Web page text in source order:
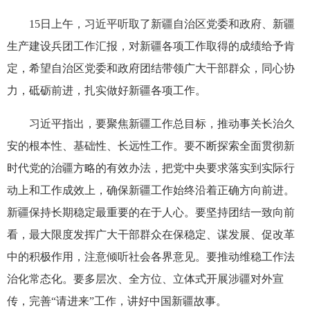
15日上午，习近平听取了新疆自治区党委和政府、新疆
生产建设兵团工作汇报，对新疆各项工作取得的成绩给予肯
定，希望自治区党委和政府团结带领广大干部群众，同心协
力，砥砺前进，扎实做好新疆各项工作。
习近平指出，要聚焦新疆工作总目标，推动事关长治久
安的根本性、基础性、长远性工作。要不断探索全面贯彻新
时代党的治疆方略的有效办法，把党中央要求落实到实际行
动上和工作成效上，确保新疆工作始终沿着正确方向前进。
新疆保持长期稳定最重要的在于人心。要坚持团结一致向前
看，最大限度发挥广大干部群众在保稳定、谋发展、促改革
中的积极作用，注意倾听社会各界意见。要推动维稳工作法
治化常态化。要多层次、全方位、立体式开展涉疆对外宣
传，完善“请进来”工作，讲好中国新疆故事。